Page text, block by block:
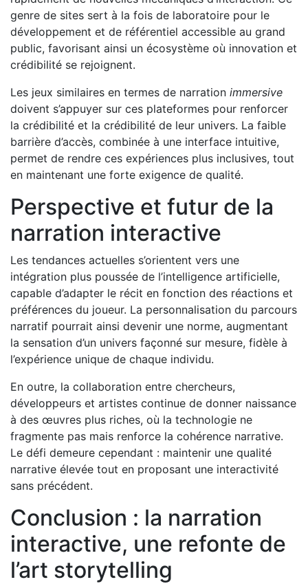
genre de sites sert à la fois de laboratoire pour le
développement et de référentiel accessible au grand
public, favorisant ainsi un écosystème où innovation et
crédibilité se rejoignent.
Les jeux similaires en termes de narration immersive
doivent s’appuyer sur ces plateformes pour renforcer
la crédibilité et la crédibilité de leur univers. La faible
barrière d’accès, combinée à une interface intuitive,
permet de rendre ces expériences plus inclusives, tout
en maintenant une forte exigence de qualité.
Perspective et futur de la
narration interactive
Les tendances actuelles s’orientent vers une
intégration plus poussée de l’intelligence artificielle,
capable d’adapter le récit en fonction des réactions et
préférences du joueur. La personnalisation du parcours
narratif pourrait ainsi devenir une norme, augmentant
la sensation d’un univers façonné sur mesure, fidèle à
l’expérience unique de chaque individu.
En outre, la collaboration entre chercheurs,
développeurs et artistes continue de donner naissance
à des œuvres plus riches, où la technologie ne
fragmente pas mais renforce la cohérence narrative.
Le défi demeure cependant : maintenir une qualité
narrative élevée tout en proposant une interactivité
sans précédent.
Conclusion : la narration
interactive, une refonte de
l’art storytelling